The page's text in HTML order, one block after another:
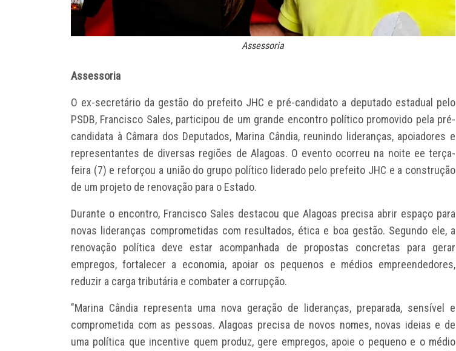
Assessoria
Assessoria
O ex-secretário da gestão do prefeito JHC e pré-candidato a deputado estadual pelo
PSDB, Francisco Sales, participou de um grande encontro político promovido pela pré-
candidata à Câmara dos Deputados, Marina Cândia, reunindo lideranças, apoiadores e
representantes de diversas regiões de Alagoas. O evento ocorreu na noite ee terça-
feira (7) e reforçou a união do grupo político liderado pelo prefeito JHC e a construção
de um projeto de renovação para o Estado.
Durante o encontro, Francisco Sales destacou que Alagoas precisa abrir espaço para
novas lideranças comprometidas com resultados, ética e boa gestão. Segundo ele, a
renovação política deve estar acompanhada de propostas concretas para gerar
empregos, fortalecer a economia, apoiar os pequenos e médios empreendedores,
reduzir a carga tributária e combater a corrupção.
"Marina Cândia representa uma nova geração de lideranças, preparada, sensível e
comprometida com as pessoas. Alagoas precisa de novos nomes, novas ideias e de
uma política que incentive quem produz, gere empregos, apoie o pequeno e o médio